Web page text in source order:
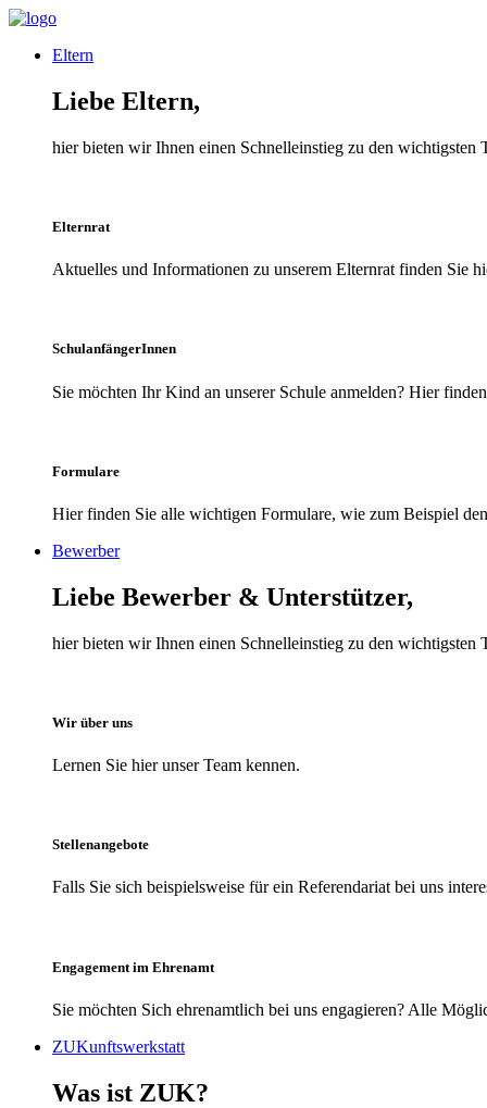
Eltern
Liebe Eltern,
hier bieten wir Ihnen einen Schnelleinstieg zu den wichtigsten
Elternrat
Aktuelles und Informationen zu unserem Elternrat finden Sie
SchulanfängerInnen
Sie möchten Ihr Kind an unserer Schule anmelden? Hier
Formulare
Hier finden Sie alle wichtigen Formulare, wie zum Beispiel
Bewerber
Liebe Bewerber & Unterstützer,
hier bieten wir Ihnen einen Schnelleinstieg zu den
Wir über uns
Lernen Sie hier unser Team kennen.
Stellenangebote
Falls Sie sich beispielsweise für ein Referendariat bei uns
Engagement im Ehrenamt
Sie möchten Sich ehrenamtlich bei uns engagieren? Alle
ZUKunftswerkstatt
Was ist ZUK?